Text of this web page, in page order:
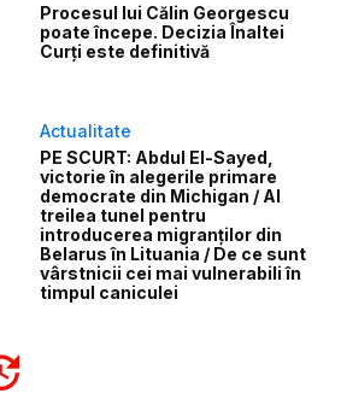
Procesul lui Călin Georgescu
poate începe. Decizia Înaltei
Curți este definitivă
Actualitate
PE SCURT: Abdul El-Sayed,
victorie în alegerile primare
democrate din Michigan / Al
treilea tunel pentru
introducerea migranților din
Belarus în Lituania / De ce sunt
vârstnicii cei mai vulnerabili în
timpul caniculei